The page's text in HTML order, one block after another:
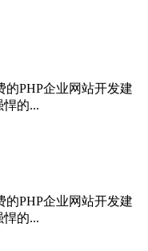
的PHP企业网站开发建
的...
的PHP企业网站开发建
的...